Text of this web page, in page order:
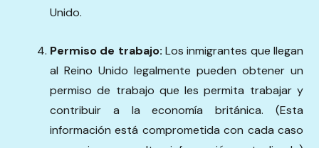
Unido.
Permiso de trabajo: Los inmigrantes que llegan
al Reino Unido legalmente pueden obtener un
permiso de trabajo que les permita trabajar y
contribuir a la economía británica. (Esta
información está comprometida con cada caso